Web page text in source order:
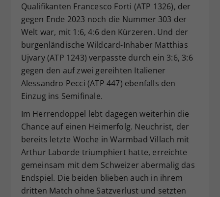
Qualifikanten Francesco Forti (ATP 1326), der
gegen Ende 2023 noch die Nummer 303 der
Welt war, mit 1:6, 4:6 den Kürzeren. Und der
burgenländische Wildcard-Inhaber Matthias
Ujvary (ATP 1243) verpasste durch ein 3:6, 3:6
gegen den auf zwei gereihten Italiener
Alessandro Pecci (ATP 447) ebenfalls den
Einzug ins Semifinale.
Im Herrendoppel lebt dagegen weiterhin die
Chance auf einen Heimerfolg. Neuchrist, der
bereits letzte Woche in Warmbad Villach mit
Arthur Laborde triumphiert hatte, erreichte
gemeinsam mit dem Schweizer abermalig das
Endspiel. Die beiden blieben auch in ihrem
dritten Match ohne Satzverlust und setzten